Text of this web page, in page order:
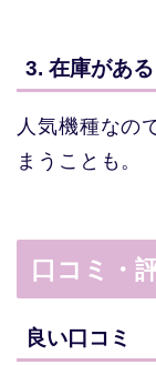
3. 在庫があ
人気機種なの
まうことも。
口コミ・
良い口コミ